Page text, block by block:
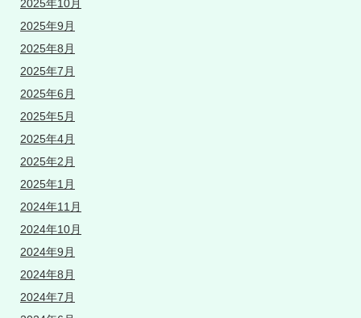
2025年10月
2025年9月
2025年8月
2025年7月
2025年6月
2025年5月
2025年4月
2025年2月
2025年1月
2024年11月
2024年10月
2024年9月
2024年8月
2024年7月